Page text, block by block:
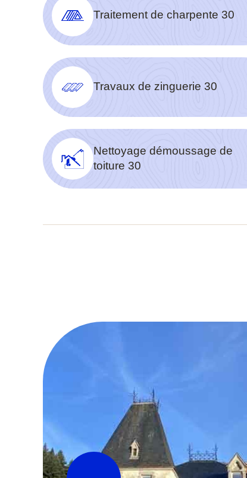
Traitement de charpente 30
Travaux de zinguerie 30
Nettoyage démoussage de
toiture 30